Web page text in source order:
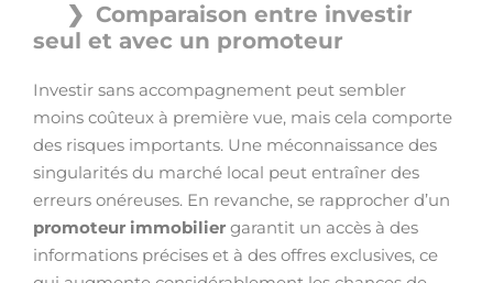
Comparaison entre investir
seul et avec un promoteur
Investir sans accompagnement peut sembler
moins coûteux à première vue, mais cela comporte
des risques importants. Une méconnaissance des
singularités du marché local peut entraîner des
erreurs onéreuses. En revanche, se rapprocher d’un
promoteur immobilier garantit un accès à des
informations précises et à des offres exclusives, ce